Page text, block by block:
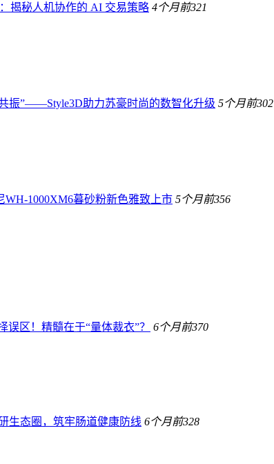
揭秘人机协作的 AI 交易策略 4个月前321
振”——Style3D助力苏豪时尚的数智化升级 5个月前302
1000XM6暮砂粉新色雅致上市 5个月前356
区！精髓在于“量体裁衣”？ 6个月前370
生态圈，筑牢肠道健康防线 6个月前328